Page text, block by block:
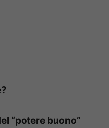
“potere buono”